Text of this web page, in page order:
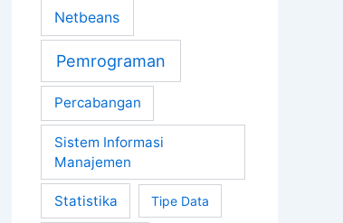
Netbeans
Pemrograman
Percabangan
Sistem Informasi
Manajemen
Statistika Tipe Data